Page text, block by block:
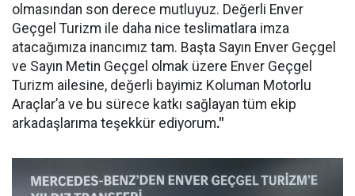
olmasından son derece mutluyuz. Değerli Enver
Geçgel Turizm ile daha nice teslimatlara imza
atacağımıza inancımız tam. Başta Sayın Enver Geçgel
ve Sayın Metin Geçgel olmak üzere Enver Geçgel
Turizm ailesine, değerli bayimiz Koluman Motorlu
Araçlar’a ve bu sürece katkı sağlayan tüm ekip
arkadaşlarıma teşekkür ediyorum."